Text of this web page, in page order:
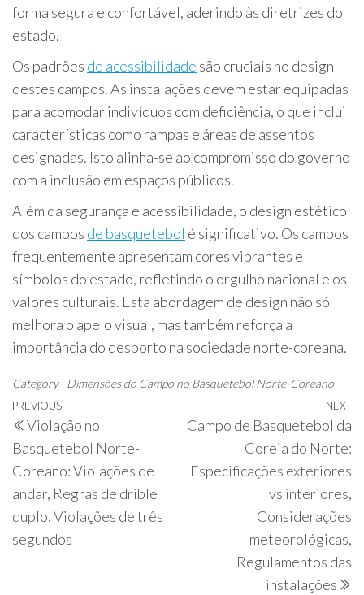
forma segura e confortável, aderindo às diretrizes do
estado.
Os padrões de acessibilidade são cruciais no design
destes campos. As instalações devem estar equipadas
para acomodar indivíduos com deficiência, o que inclui
características como rampas e áreas de assentos
designadas. Isto alinha-se ao compromisso do governo
com a inclusão em espaços públicos.
Além da segurança e acessibilidade, o design estético
dos campos de basquetebol é significativo. Os campos
frequentemente apresentam cores vibrantes e
símbolos do estado, refletindo o orgulho nacional e os
valores culturais. Esta abordagem de design não só
melhora o apelo visual, mas também reforça a
importância do desporto na sociedade norte-coreana.
Category Dimensões do Campo no Basquetebol Norte-Coreano
Post
navigation
Previous
Post
PREVIOUS
Violação no
Basquetebol Norte-
Coreano: Violações de
andar, Regras de drible
duplo, Violações de três
segundos
NEXT
Campo de Basquetebol da
Coreia do Norte:
Especificações exteriores
vs interiores,
Considerações
meteorológicas,
Regulamentos das
instalações